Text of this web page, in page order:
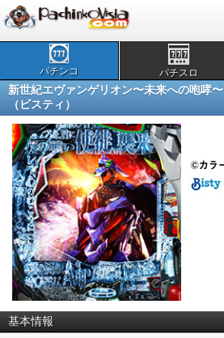
パチンコ パチスロ
新世紀エヴァンゲリオン〜未来への咆哮〜
（ビスティ）
基本情報